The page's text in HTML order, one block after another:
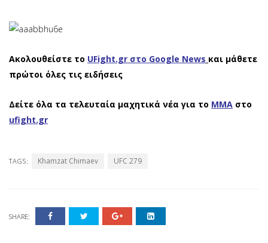
Ακολουθείστε το UFight.gr στο Google News και μάθετε
πρώτοι όλες τις ειδήσεις
Δείτε όλα τα τελευταία μαχητικά νέα για το ΜΜΑ στο
ufight.gr
TAGS: Khamzat Chimaev UFC 279
SHARE: